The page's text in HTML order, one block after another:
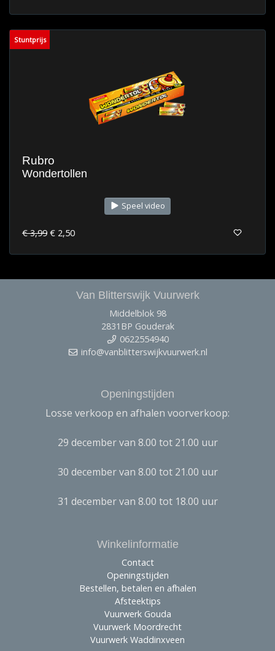
Stuntprijs
Rubro
Wondertollen
Speel video
€ 3,99 € 2,50
Van Blitterswijk Vuurwerk
Middelblok 98
2831BP Gouderak
0622554940
info@vanblitterswijkvuurwerk.nl
Openingstijden
Losse verkoop en afhalen voorverkoop:
29 december van 8.00 tot 21.00 uur
30 december van 8.00 tot 21.00 uur
31 december van 8.00 tot 18.00 uur
Winkelinformatie
Contact
Openingstijden
Bestellen, betalen en afhalen
Afsteektips
Vuurwerk Gouda
Vuurwerk Moordrecht
Vuurwerk Waddinxveen